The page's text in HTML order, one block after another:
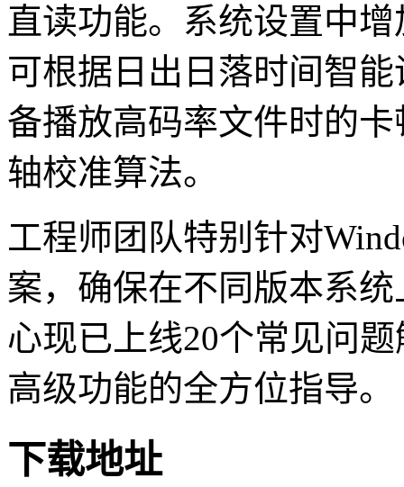
直读功能。系统设置中
可根据日出日落时间智
备播放高码率文件时的
轴校准算法。
工程师团队特别针对
案，确保在不同版本系
心现已上线20个常见问
高级功能的全方位指导。
下载地址